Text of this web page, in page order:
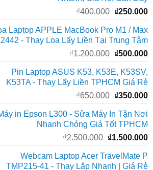
₫400.000 Giá
là:
₫400.000.
₫250.000
Laptop APPLE MacBook Pro M1 / Max
- Thay Loa Lấy Liền Tại Trung Tâm
₫1.200.000 Giá
là:
₫500.000
Pin Laptop ASUS K53, K53E, K53SV,
K53TA - Thay Lấy Liền TPHCM Giá Rẻ
₫650.000 Giá
là:
₫650.000.
₫350.000
in Epson L300 - Sửa Máy In Tận Nơi
Nhanh Chóng Giá Tốt TPHCM
₫2.500.000 Giá
là:
₫1.500.000
Webcam Laptop Acer TravelMate P
TMP215-41 - Thay Lắp Nhanh | Giá Rẻ